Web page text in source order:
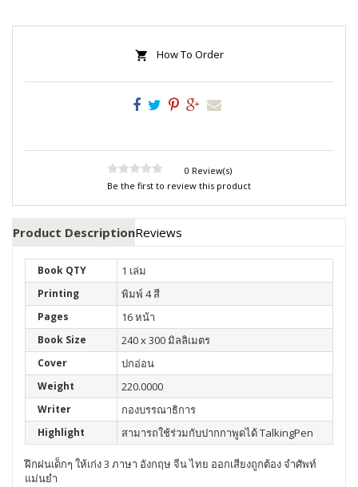
How To Order
0 Review(s)
Be the first to review this product
Product DescriptionReviews
Book QTY 1 เล่ม
Printing พิมพ์ 4 สี
Pages 16 หน้า
Book Size 240 x 300 มิลลิเมตร
Cover ปกอ่อน
Weight 220.0000
Writer กองบรรณาธิการ
Highlight สามารถใช้ร่วมกับปากกาพูดได้ TalkingPen
ฝึกฝนเด็กๆ ให้เก่ง 3 ภาษา อังกฤษ จีน ไทย ออกเสียงถูกต้อง จำศัพท์
แม่นยำ